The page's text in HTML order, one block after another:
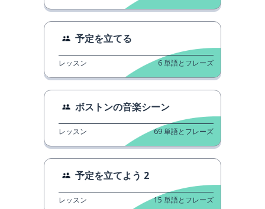
予定を立てる
レッスン 6単語とフレーズ
ボストンの音楽シーン
レッスン 69単語とフレーズ
予定を立てよう 2
レッスン 15 単語とフレーズ